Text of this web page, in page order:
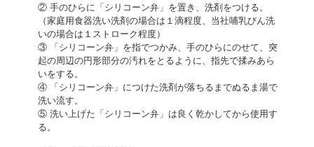
② 手のひらに「シリコーン弁」を置き、洗剤をつける。
（家庭用食器洗い洗剤の場合は１滴程度、当社哺乳びん洗
いの場合は１ストローク程度）
③ 「シリコーン弁」を指でつかみ、手のひらにのせて、突
起の周辺の円形部分の汚れをとるように、指先で揉みあら
いをする。
④ 「シリコーン弁」につけた洗剤が落ちるまでぬるま湯で
洗い流す。
⑤ 洗い上げた「シリコーン弁」は良く乾かしてから使用す
る。